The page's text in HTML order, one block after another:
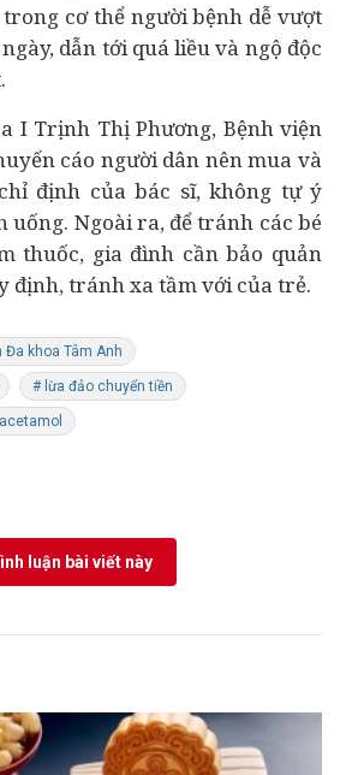
cơ thể người bệnh dễ vượt
dẫn tới quá liều và ngộ độc
I Trịnh Thị Phương, Bệnh viện
cáo người dân nên mua và
định của bác sĩ, không tự ý
uống. Ngoài ra, để tránh các bé
thuốc, gia đình cần bảo quản
định, tránh xa tầm với của trẻ.
Đa khoa Tâm Anh
# lừa đảo chuyển tiền
luận bài viết này